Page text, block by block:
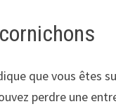
que vous êtes
perdre une